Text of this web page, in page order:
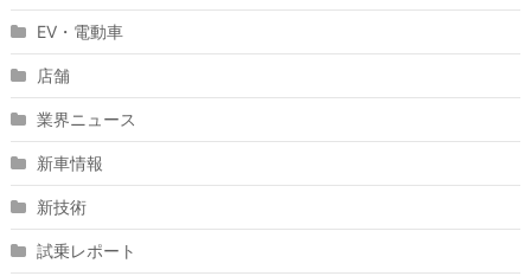
EV・電動車
店舗
業界ニュース
新車情報
新技術
試乗レポート